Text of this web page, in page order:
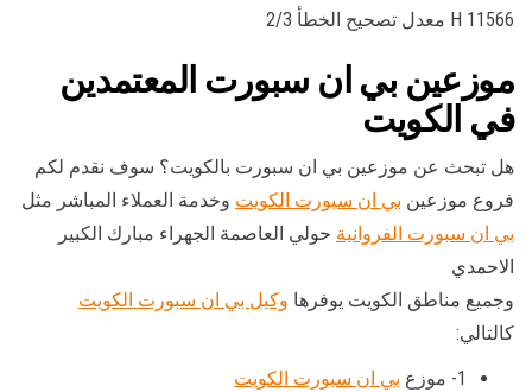
11566 H معدل تصحيح الخطأ 2/3
موزعين بي ان سبورت المعتمدين
في الكويت
هل تبحث عن موزعين بي ان سبورت بالكويت؟ سوف نقدم لكم
فروع موزعين بي ان سبورت الكويت وخدمة العملاء المباشر مثل
بي ان سبورت الفروانية حولي العاصمة الجهراء مبارك الكبير
الاحمدي
وجميع مناطق الكويت يوفرها وكيل بي ان سبورت الكويت
كالتالي:
1- موزع
بي ان سبورت الكويت